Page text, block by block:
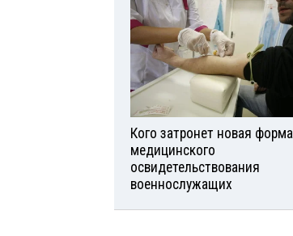
Кого затронет новая форма
медицинского
освидетельствования
военнослужащих